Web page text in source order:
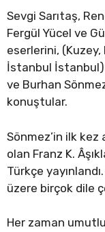
Sevgi Sarıtaş,
Fergül Yücel ve
eserlerini,
İstanbul İstanbul)
ve Burhan
konuştular.
Sönmez’in ilk kez
olan Franz K.
Türkçe
üzere birçok dile
Her zaman